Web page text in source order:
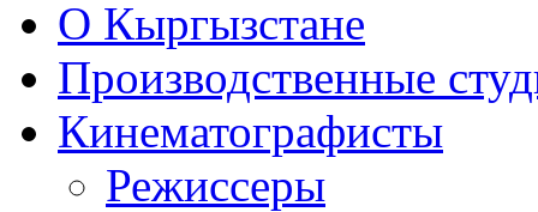
О Кыргызстане
Производственные
Кинематографисты
Режиссеры